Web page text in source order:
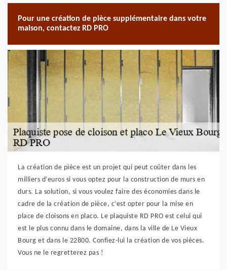
Pour une création de pièce supplémentaire dans votre
maison, contactez RD PRO
La création de pièce est un projet qui peut coûter dans les
milliers d’euros si vous optez pour la construction de murs en
durs. La solution, si vous voulez faire des économies dans le
cadre de la création de pièce, c’est opter pour la mise en
place de cloisons en placo. Le plaquiste RD PRO est celui qui
est le plus connu dans le domaine, dans la ville de Le Vieux
Bourg et dans le 22800. Confiez-lui la création de vos pièces.
Vous ne le regretterez pas !